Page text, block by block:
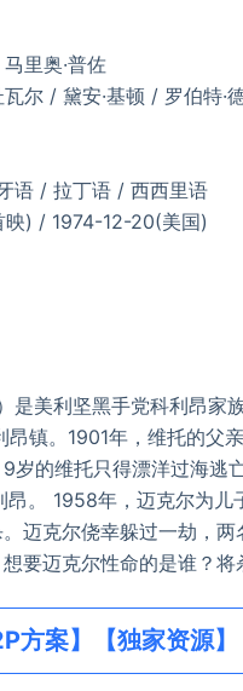
里奥·普佐
瓦尔 / 黛安·基顿 / 罗伯特
语 / 拉丁语 / 西西里语
映) / 1974-12-20(美国)
美利坚黑手党科利昂家
镇。1901年，维托的父
岁的维托只得漂洋过海逃
昂。 1958年，迈克尔为
迈克尔侥幸躲过一劫，
要迈克尔性命的是谁？将
方案】【独家资源